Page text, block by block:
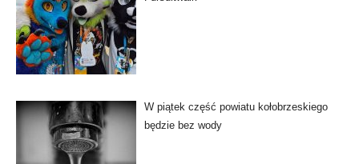
W piątek część powiatu kołobrzeskiego
będzie bez wody